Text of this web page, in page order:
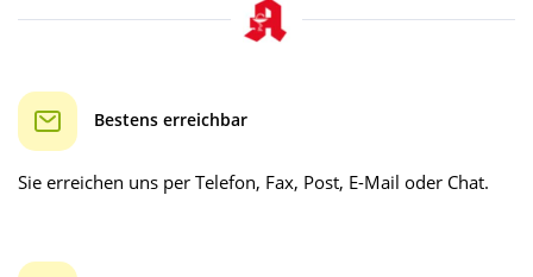
Bestens erreichbar
Sie erreichen uns per Telefon, Fax, Post, E-Mail oder Chat.